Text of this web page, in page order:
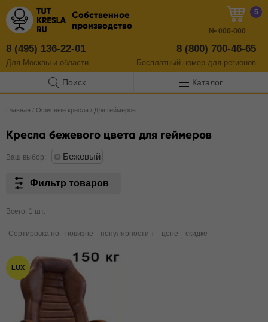
Собственное
производство
8 (495) 136-22-01
Для Москвы и области
8 (800) 700-46-65
Бесплатный номер для регионов
5
№ 000-000
Поиск Каталог
Главная / Офисные кресла / Для геймеров
Кресла бежевого цвета для геймеров
Ваш выбор: Бежевый
Фильтр товаров
Всего: 1 шт.
Сортировка по: новизне популярности ↓ цене скидке
LUX